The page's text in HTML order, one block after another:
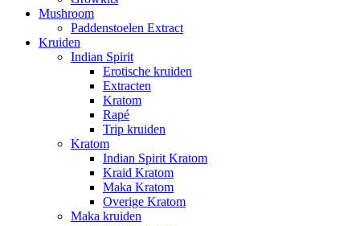
Mushroom
Paddenstoelen Extract
Kruiden
Indian Spirit
Erotische kruiden
Extracten
Kratom
Rapé
Trip kruiden
Kratom
Indian Spirit Kratom
Kraid Kratom
Maka Kratom
Overige Kratom
Maka kruiden